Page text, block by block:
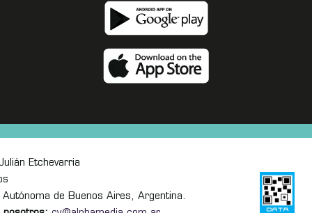
Etchevarria
de Buenos Aires, Argentina.